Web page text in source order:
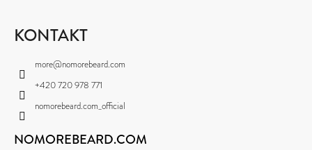
KONTAKT
more@nomorebeard.com
+420 720 978 771
nomorebeard.com_official
NOMOREBEARD.COM